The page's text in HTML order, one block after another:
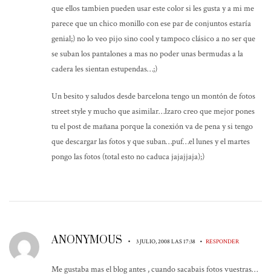
que ellos tambien pueden usar este color si les gusta y a mi me
parece que un chico monillo con ese par de conjuntos estaría
genial;) no lo veo pijo sino cool y tampoco clásico a no ser que
se suban los pantalones a mas no poder unas bermudas a la
cadera les sientan estupendas…;)
Un besito y saludos desde barcelona tengo un montón de fotos
street style y mucho que asimilar…Izaro creo que mejor pones
tu el post de mañana porque la conexión va de pena y si tengo
que descargar las fotos y que suban…puf…el lunes y el martes
pongo las fotos (total esto no caduca jajajjaja);)
ANONYMOUS • 3 JULIO, 2008 LAS 17:38 • RESPONDER
Me gustaba mas el blog antes , cuando sacabais fotos vuestras…